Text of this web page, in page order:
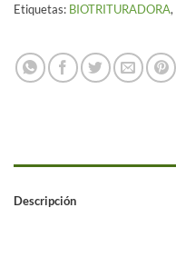
Etiquetas: BIOTRITURADORA,
Descripción